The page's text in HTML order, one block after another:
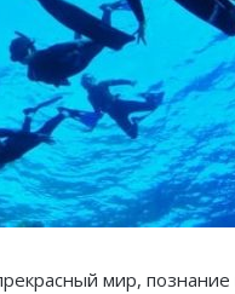
мир, познание